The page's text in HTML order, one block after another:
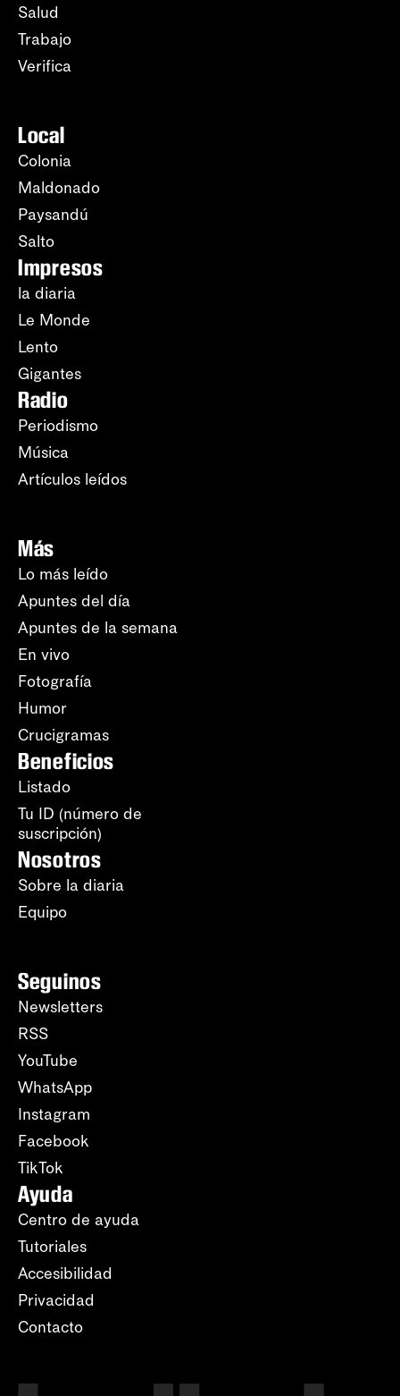
Salud
Trabajo
Verifica
Local
Colonia
Maldonado
Paysandú
Salto
Impresos
la diaria
Le Monde
Lento
Gigantes
Radio
Periodismo
Música
Artículos leídos
Más
Lo más leído
Apuntes del día
Apuntes de la semana
En vivo
Fotografía
Humor
Crucigramas
Beneficios
Listado
Tu ID (número de
suscripción)
Nosotros
Sobre la diaria
Equipo
Seguinos
Newsletters
RSS
YouTube
WhatsApp
Instagram
Facebook
TikTok
Ayuda
Centro de ayuda
Tutoriales
Accesibilidad
Privacidad
Contacto